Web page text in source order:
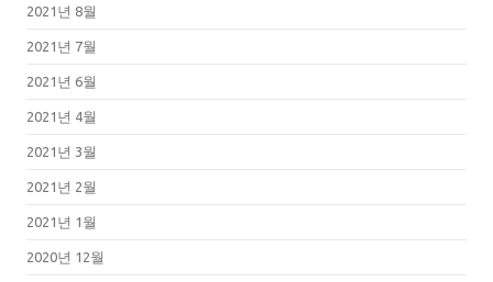
2021년 8월
2021년 7월
2021년 6월
2021년 4월
2021년 3월
2021년 2월
2021년 1월
2020년 12월